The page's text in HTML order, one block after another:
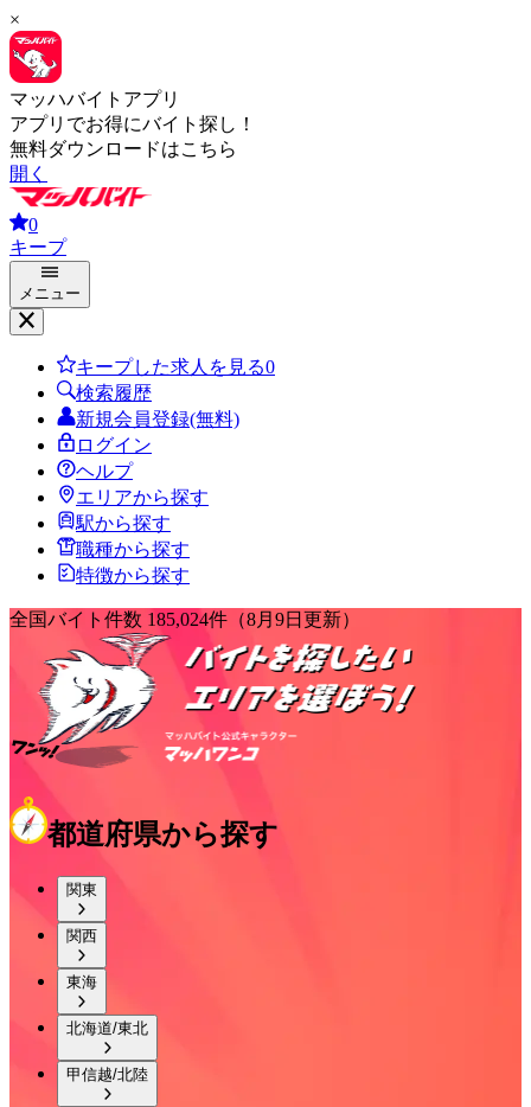
×
マッハバイトアプリ
アプリでお得にバイト探し！
無料ダウンロードはこちら
開く
0
キープ
メニュー
キープした求人を見る0
検索履歴
新規会員登録(無料)
ログイン
ヘルプ
エリアから探す
駅から探す
職種から探す
特徴から探す
全国バイト件数 185,024件 （8月9日更新）
都道府県から探す
関東
関西
東海
北海道/東北
甲信越/北陸